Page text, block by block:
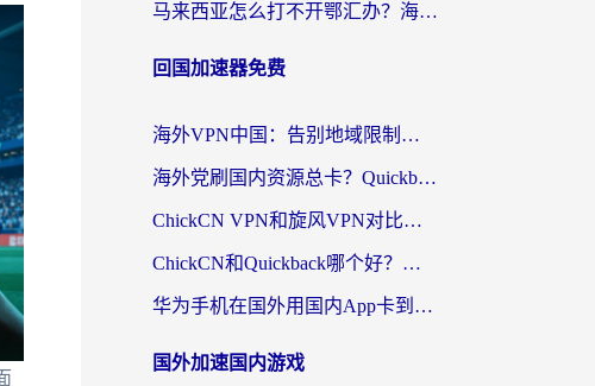
马来西亚怎么打不开鄂汇办？海外华人必备的回国加速指南，解决追剧、办事、阅读难题
回国加速器免费
海外VPN中国：告别地域限制，留学生与华人如何轻松刷国内剧、玩国服？
海外党刷国内资源总卡？Quickback和采集蜂好用吗？这篇指南帮你避坑
ChickCN VPN和旋风VPN对比哪个回国效果更好？海外党亲测实用指南
ChickCN和Quickback哪个好？海外党亲测回国加速器，轻松解锁国内资源（附避坑指南）
华为手机在国外用国内App卡到崩溃？这篇加速器指南帮你无缝刷剧打游戏
国外加速国内游戏